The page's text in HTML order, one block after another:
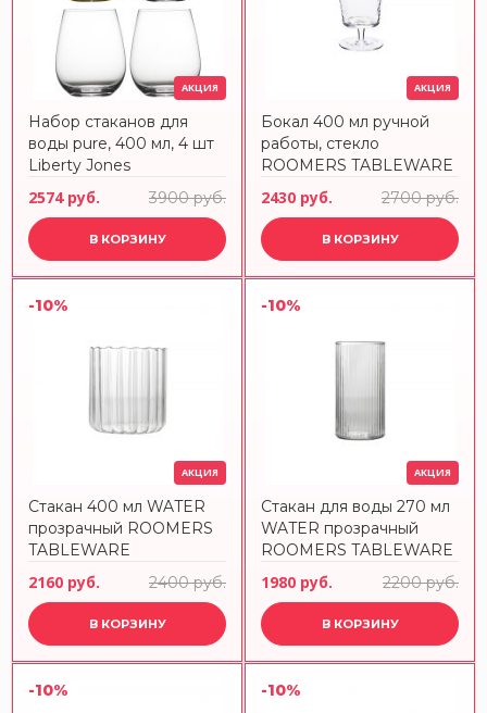
АКЦИЯ
Набор стаканов для
воды pure, 400 мл, 4 шт
Liberty Jones
2574 руб. 3900 руб.
В КОРЗИНУ
АКЦИЯ
Бокал 400 мл ручной
работы, стекло
ROOMERS TABLEWARE
2430 руб. 2700 руб.
В КОРЗИНУ
-10%
АКЦИЯ
Стакан 400 мл WATER
прозрачный ROOMERS
TABLEWARE
2160 руб. 2400 руб.
В КОРЗИНУ
-10%
АКЦИЯ
Стакан для воды 270 мл
WATER прозрачный
ROOMERS TABLEWARE
1980 руб. 2200 руб.
В КОРЗИНУ
-10% -10%